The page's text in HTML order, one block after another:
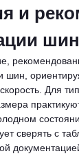
и
шин,
Для
сверять с